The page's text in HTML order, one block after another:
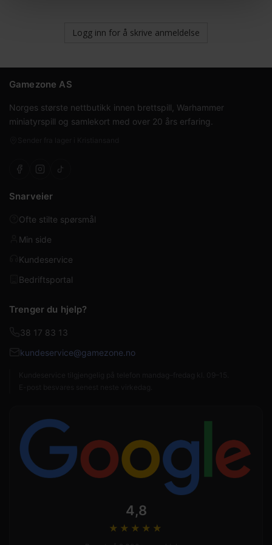
ENDELØS GJENSPILEBARHET: Dykk dypere ned i
skape sine egne historier og designe egne oppdrag.
PERFEKT GAVE TIL ROLLESPILLFANS
fans av samarbeidsspill og eventyrspill.
Språk: Engelsk
Logg inn for å skrive anmeldelse
Gamezone AS
Norges største nettbutikk innen brettspill, Warhammer
miniatyrspill og samlekort med over 20 års erfaring.
Snarveier
Ofte stilte spørsmål
Min side
Kundeservice
Bedriftsportal
Trenger du hjelp?
38 17 83 13
kundeservice@gamezone.no
4,8
★★★★ ★